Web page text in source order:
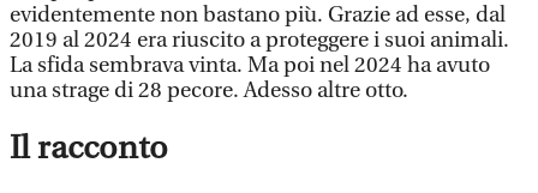
evidentemente non bastano più. Grazie ad esse, dal
2019 al 2024 era riuscito a proteggere i suoi animali.
La sfida sembrava vinta. Ma poi nel 2024 ha avuto
una strage di 28 pecore. Adesso altre otto.
Il racconto